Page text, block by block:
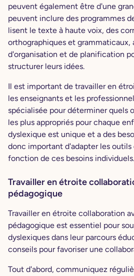
peuvent également être d'une
peuvent inclure des programmes
lisent le texte à haute voix, des
orthographiques et grammaticaux,
d'organisation et de planification
structurer leurs idées.
Il est important de travailler en
les enseignants et les
spécialisée pour déterminer quels
les plus appropriés pour chaque
dyslexique est unique et a des
donc important d'adapter les outils
fonction de ces besoins individuels.
Travailler en étroite
pédagogique
Travailler en étroite collaboration
pédagogique est essentiel pour
dyslexiques dans leur parcours
conseils pour favoriser une
Tout d'abord, communiquez